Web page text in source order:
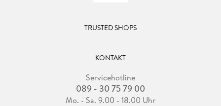
TRUSTED SHOPS
KONTAKT
Servicehotline
089 - 30 75 79 00
Mo. - Sa. 9.00 - 18.00 Uhr